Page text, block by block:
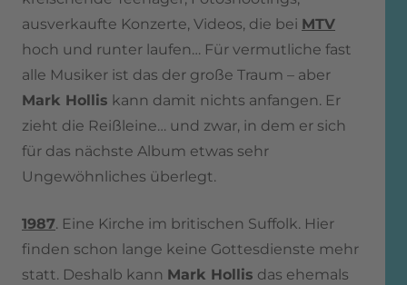
ausverkaufte Konzerte, Videos, die bei MTV
hoch und runter laufen… Für vermutliche fast
alle Musiker ist das der große Traum – aber
Mark Hollis kann damit nichts anfangen. Er
zieht die Reißleine… und zwar, in dem er sich
für das nächste Album etwas sehr
Ungewöhnliches überlegt.
1987. Eine Kirche im britischen Suffolk. Hier
finden schon lange keine Gottesdienste mehr
statt. Deshalb kann Mark Hollis das ehemals